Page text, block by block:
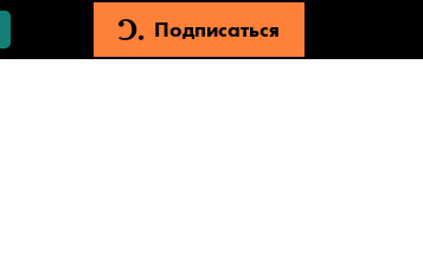
Подписаться